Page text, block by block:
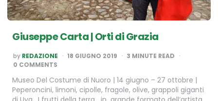
Giuseppe Carta | Orti di Grazia
POSTED
BY
by REDAZIONE 18 GIUGNO 2019 3 MINUTE READ
0 COMMENTS
Museo Del Costume di Nuoro | 14 giugno – 27 ottobre |
Peperoncini, limoni, cipolle, fragole, olive, grappoli giganti